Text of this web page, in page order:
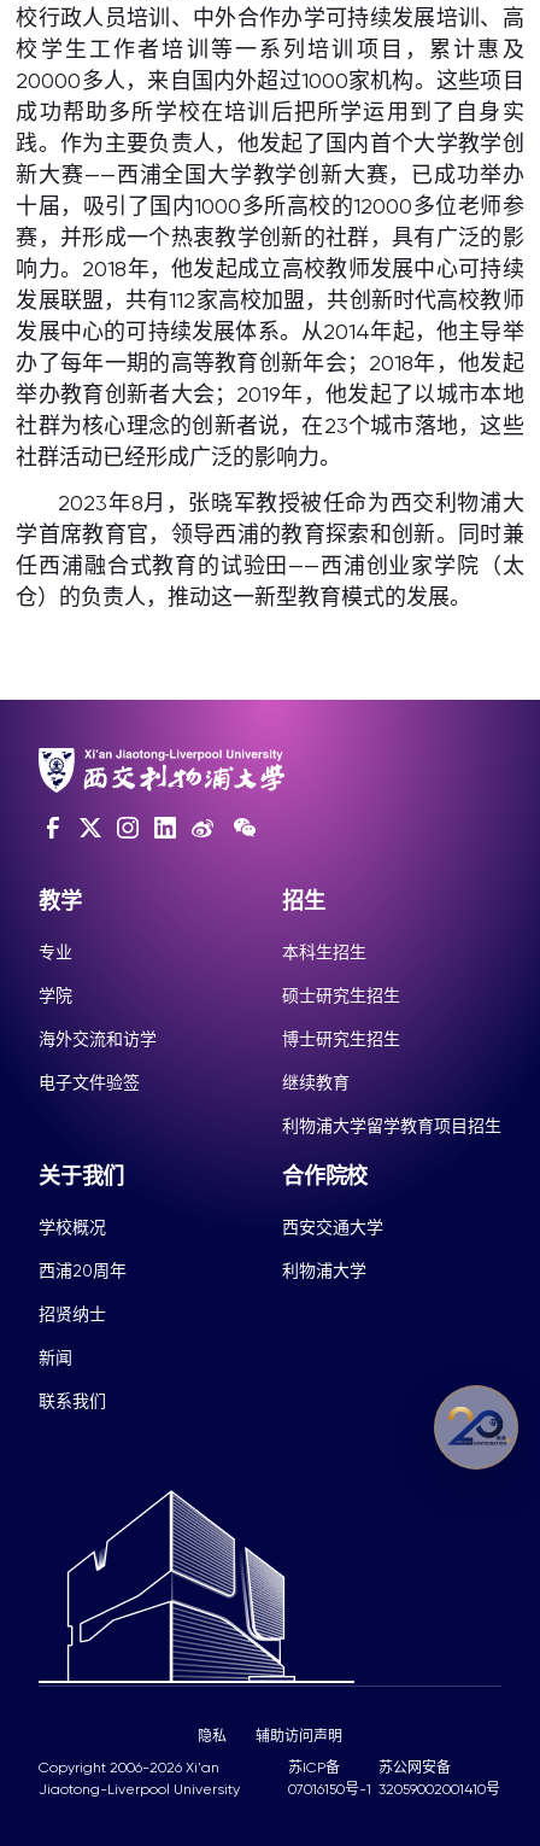
校行政人员培训、中外合作办学可持续发展培训、高
校学生工作者培训等一系列培训项目，累计惠及
20000多人，来自国内外超过1000家机构。这些项目
成功帮助多所学校在培训后把所学运用到了自身实
践。作为主要负责人，他发起了国内首个大学教学创
新大赛——西浦全国大学教学创新大赛，已成功举办
十届，吸引了国内1000多所高校的12000多位老师参
赛，并形成一个热衷教学创新的社群，具有广泛的影
响力。2018年，他发起成立高校教师发展中心可持续
发展联盟，共有112家高校加盟，共创新时代高校教师
发展中心的可持续发展体系。从2014年起，他主导举
办了每年一期的高等教育创新年会；2018年，他发起
举办教育创新者大会；2019年，他发起了以城市本地
社群为核心理念的创新者说，在23个城市落地，这些
社群活动已经形成广泛的影响力。
2023年8月，张晓军教授被任命为西交利物浦大
学首席教育官，领导西浦的教育探索和创新。同时兼
任西浦融合式教育的试验田——西浦创业家学院（太
仓）的负责人，推动这一新型教育模式的发展。
教学
专业
学院
海外交流和访学
电子文件验签
招生
本科生招生
硕士研究生招生
博士研究生招生
继续教育
利物浦大学留学教育项目招生
关于我们
学校概况
西浦20周年
招贤纳士
新闻
联系我们
合作院校
西安交通大学
利物浦大学
Copyright 2006-2026 Xi'an
Jiaotong-Liverpool University
苏ICP备
07016150号-1
苏公网安备
32059002001410号
隐私 辅助访问声明